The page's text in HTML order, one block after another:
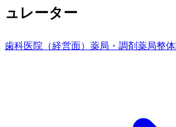
ュレーター
歯科医院（経営面） 薬局・調剤薬局整